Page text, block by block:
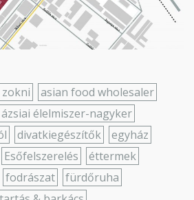
asian food wholesaler
ázsiai élelmiszer-nagyker
divatkiegészítők
egyház
Esőfelszerelés
éttermek
fodrászat
fürdőruha